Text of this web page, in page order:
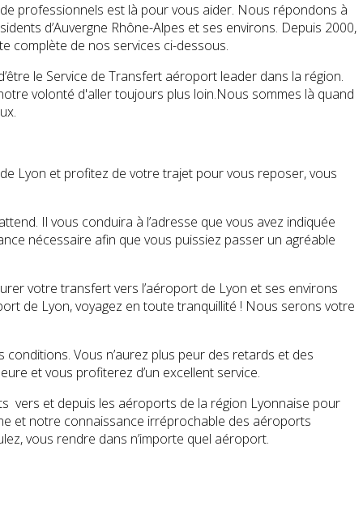
professionnels est là pour vous aider. Nous répondons à
d’Auvergne Rhône-Alpes et ses environs. Depuis 2000,
complète de nos services ci-dessous.
le Service de Transfert aéroport leader dans la région.
volonté d'aller toujours plus loin.Nous sommes là quand
Lyon et profitez de votre trajet pour vous reposer, vous
Il vous conduira à l’adresse que vous avez indiquée
nécessaire afin que vous puissiez passer un agréable
votre transfert vers l’aéroport de Lyon et ses environs
de Lyon, voyagez en toute tranquillité ! Nous serons votre
Vous n’aurez plus peur des retards et des
et vous profiterez d’un excellent service.
vers et depuis les aéroports de la région Lyonnaise pour
et notre connaissance irréprochable des aéroports
vous rendre dans n’importe quel aéroport.